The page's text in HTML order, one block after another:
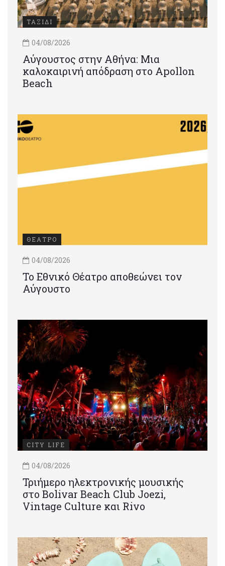
ΤΑΞΙΔΙ
04/08/2026
Αύγουστος στην Αθήνα: Μια
καλοκαιρινή απόδραση στο Apollon
Beach
ΘΕΑΤΡΟ
04/08/2026
Το Εθνικό Θέατρο αποθεώνει τον
Αύγουστο
CITY LIFE
04/08/2026
Τριήμερο ηλεκτρονικής μουσικής
στο Bolivar Beach Club Joezi,
Vintage Culture και Rivo